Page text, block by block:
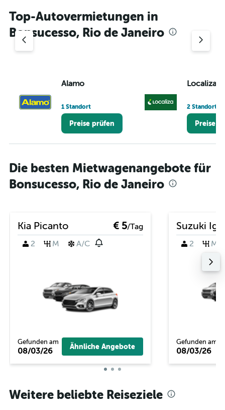
Top-Autovermietungen in
Bonsucesso, Rio de Janeiro
Alamo
1 Standort
Preise prüfen
Localiza
2 Standorte
Preise
Die besten Mietwagenangebote für
Bonsucesso, Rio de Janeiro
Kia Picanto € 5/Tag
2
M A/C
Gefunden am
08/03/26 Ähnliche Angebote
Suzuki
2 M
Gefunden am
08/03/26
Weitere beliebte Reiseziele